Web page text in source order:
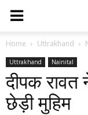
Home Uttrakhand
Uttrakhand Nainital
दीपक
छेड़ी मुहिम